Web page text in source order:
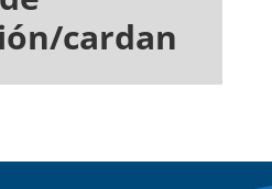
cardan